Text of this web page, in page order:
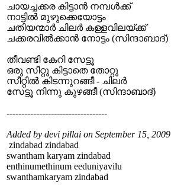
ചായച്ചക്കര കിട്ടാന്‍ നമ്പള്‍ക്ക്
നാട്ടില്‍ മുഴുക്കെയോട്ടം
ചതിയന്മാര്‍ ചിലര്‍ കള്ളവിലയ്ക്ക്
ചക്കരവില്‍ക്കാന്‍ നോട്ടം (സിന്ദാബാദ്)
തീവണ്ടി കേറി സേട്ടൂ
ഒരു സീറ്റു കിട്ടാതെ തോറ്റു
സീറ്റില്‍ കിടന്നുറങ്ങീ - ചിലര്‍
സേട്ടൂ നിന്നു കുഴങ്ങീ (സിന്ദാബാദ്)
----------------------------------
Added by devi pillai on September 15, 2009
zindabad zindabad
swantham karyam zindabad
enthinumethinum eeduniyavilu
swanthamkaryam zindabad